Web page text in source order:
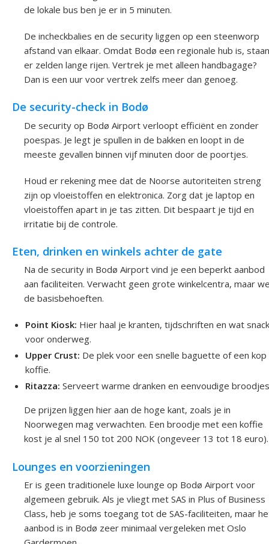
de lokale bus ben je er in 5 minuten.
De incheckbalies en de security liggen op een steenworp
afstand van elkaar. Omdat Bodø een regionale hub is, staan
er zelden lange rijen. Vertrek je met alleen handbagage?
Dan is een uur voor vertrek zelfs meer dan genoeg.
De security-check in Bodø
De security op Bodø Airport verloopt efficiënt en zonder
poespas. Je legt je spullen in de bakken en loopt in de
meeste gevallen binnen vijf minuten door de poortjes.
Houd er rekening mee dat de Noorse autoriteiten streng
zijn op vloeistoffen en elektronica. Zorg dat je laptop en
vloeistoffen apart in je tas zitten. Dit bespaart je tijd en
irritatie bij de controle.
Eten, drinken en winkels achter de gate
Na de security in Bodø Airport vind je een beperkt aanbod
aan faciliteiten. Verwacht geen grote winkelcentra, maar
de basisbehoeften.
Point Kiosk: Hier haal je kranten, tijdschriften en wat
voor onderweg.
Upper Crust: De plek voor een snelle baguette of een kop
koffie.
Ritazza: Serveert warme dranken en eenvoudige
De prijzen liggen hier aan de hoge kant, zoals je in
Noorwegen mag verwachten. Een broodje met een koffie
kost je al snel 150 tot 200 NOK (ongeveer 13 tot 18 euro).
Lounges en voorzieningen
Er is geen traditionele luxe lounge op Bodø Airport voor
algemeen gebruik. Als je vliegt met SAS in Plus of Business
Class, heb je soms toegang tot de SAS-faciliteiten, maar
aanbod is in Bodø zeer minimaal vergeleken met Oslo